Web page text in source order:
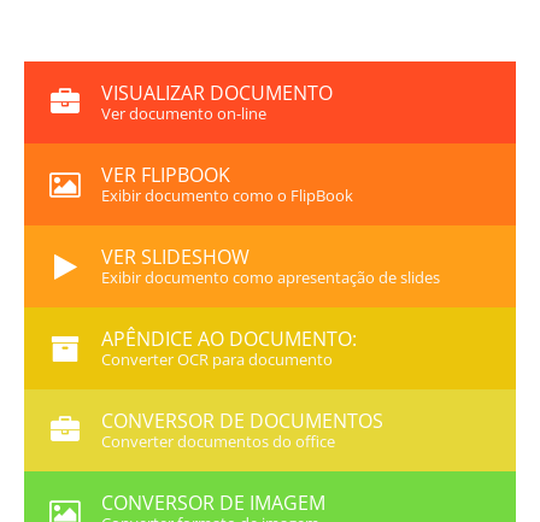
VISUALIZAR DOCUMENTO
Ver documento on-line
VER FLIPBOOK
Exibir documento como o FlipBook
VER SLIDESHOW
Exibir documento como apresentação de slides
APÊNDICE AO DOCUMENTO:
Converter OCR para documento
CONVERSOR DE DOCUMENTOS
Converter documentos do office
CONVERSOR DE IMAGEM